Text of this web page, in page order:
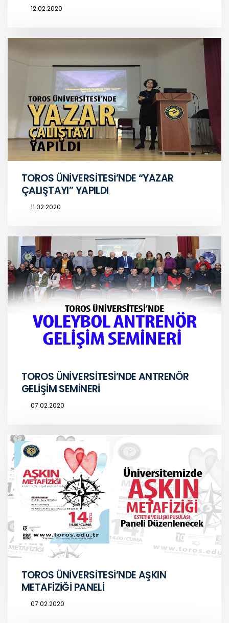
12.02.2020
TOROS ÜNİVERSİTESİ’NDE “YAZAR
ÇALIŞTAYI” YAPILDI
11.02.2020
TOROS ÜNİVERSİTESİ’NDE ANTRENÖR
GELİŞİM SEMİNERİ
07.02.2020
TOROS ÜNİVERSİTESİ’NDE AŞKIN
METAFİZİĞİ PANELİ
07.02.2020